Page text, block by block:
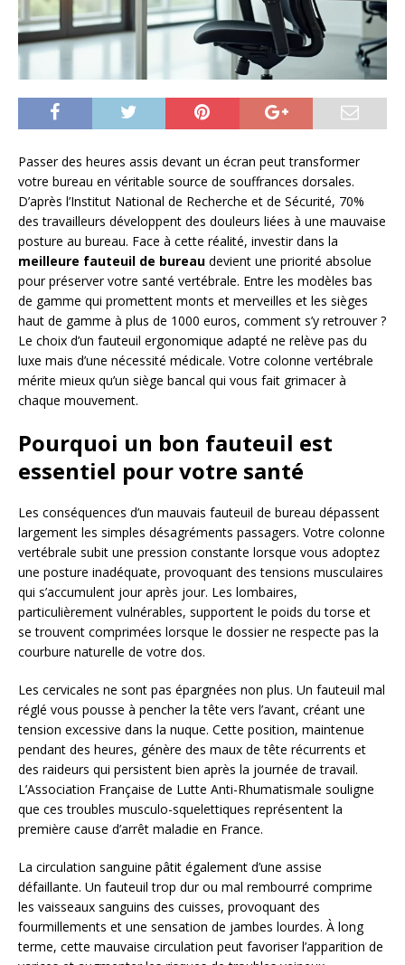
Passer des heures assis devant un écran peut transformer
votre bureau en véritable source de souffrances dorsales.
D’après l’Institut National de Recherche et de Sécurité, 70%
des travailleurs développent des douleurs liées à une mauvaise
posture au bureau. Face à cette réalité, investir dans la
meilleure fauteuil de bureau devient une priorité absolue
pour préserver votre santé vertébrale. Entre les modèles bas
de gamme qui promettent monts et merveilles et les sièges
haut de gamme à plus de 1000 euros, comment s’y retrouver ?
Le choix d’un fauteuil ergonomique adapté ne relève pas du
luxe mais d’une nécessité médicale. Votre colonne vertébrale
mérite mieux qu’un siège bancal qui vous fait grimacer à
chaque mouvement.
Pourquoi un bon fauteuil est
essentiel pour votre santé
Les conséquences d’un mauvais fauteuil de bureau dépassent
largement les simples désagréments passagers. Votre colonne
vertébrale subit une pression constante lorsque vous adoptez
une posture inadéquate, provoquant des tensions musculaires
qui s’accumulent jour après jour. Les lombaires,
particulièrement vulnérables, supportent le poids du torse et
se trouvent comprimées lorsque le dossier ne respecte pas la
courbure naturelle de votre dos.
Les cervicales ne sont pas épargnées non plus. Un fauteuil mal
réglé vous pousse à pencher la tête vers l’avant, créant une
tension excessive dans la nuque. Cette position, maintenue
pendant des heures, génère des maux de tête récurrents et
des raideurs qui persistent bien après la journée de travail.
L’Association Française de Lutte Anti-Rhumatismale souligne
que ces troubles musculo-squelettiques représentent la
première cause d’arrêt maladie en France.
La circulation sanguine pâtit également d’une assise
défaillante. Un fauteuil trop dur ou mal rembourré comprime
les vaisseaux sanguins des cuisses, provoquant des
fourmillements et une sensation de jambes lourdes. À long
terme, cette mauvaise circulation peut favoriser l’apparition de